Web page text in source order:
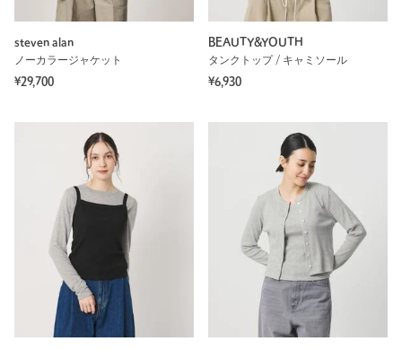
steven alan
ノーカラージャケット
¥29,700
BEAUTY&YOUTH
タンクトップ / キャミソール
¥6,930